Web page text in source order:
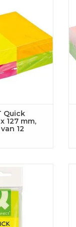
AAN
Quick
127 mm,
12
AAN